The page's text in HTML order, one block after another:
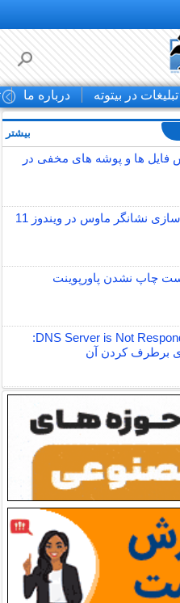
تبلیغات در بیتوته درباره ما
فایل ها و پوشه های مخفی در
معمای خطای DNS Server is Not Responding:
برطرف کردن آن
بیشتر